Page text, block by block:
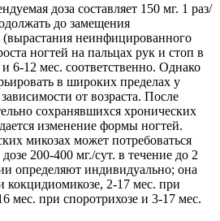
доза составляет 150 мг. 1 раз/
до замещения
неинфицированного
ногтей на пальцах рук и стоп в
6-12 мес. соответственно. Однако
в широких пределах у
от возраста. После
сохранявшихся хронических
изменение формы ногтей.
микозах может потребоваться
200-400 мг./сут. в течение до 2
определяют индивидуально; она
кокцидиомикозе, 2-17 мес. при
мес. при споротрихозе и 3-17 мес.